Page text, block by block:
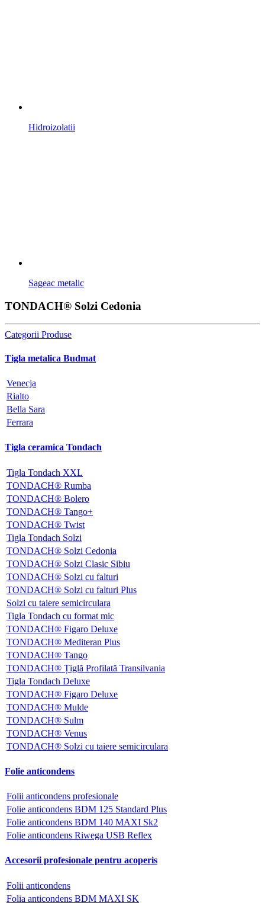
Hidroizolatii
Sageac metalic
TONDACH® Solzi Cedonia
Categorii Produse
Tigla metalica Budmat
Venecja
Rialto
Bella Sara
Ferrara
Tigla ceramica Tondach
Tigla Tondach XXL
TONDACH® Rumba
TONDACH® Bolero
TONDACH® Tango+
TONDACH® Twist
Tigla Tondach Solzi
TONDACH® Solzi Cedonia
TONDACH® Solzi Clasic Sibiu
TONDACH® Solzi cu falturi
TONDACH® Solzi cu falturi Plus
Solzi cu taiere semicirculara
Tigla Tondach cu format mic
TONDACH® Figaro Deluxe
TONDACH® Mediteran Plus
TONDACH® Tango
TONDACH® Țiglă Profilată Transilvania
Tigla Tondach Deluxe
TONDACH® Figaro Deluxe
TONDACH® Mulde
TONDACH® Sulm
TONDACH® Venus
TONDACH® Solzi cu taiere semicirculara
Folie anticondens
Folii anticondens profesionale
Folie anticondens BDM 125 Standard Plus
Folie anticondens BDM 140 MAXI Sk2
Folie anticondens Riwega USB Reflex
Accesorii profesionale pentru acoperis
Folii anticondens
Folia anticondens BDM MAXI SK